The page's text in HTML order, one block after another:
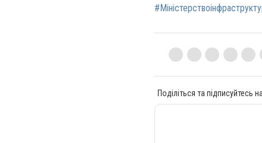
Поділіться та підписуйтесь